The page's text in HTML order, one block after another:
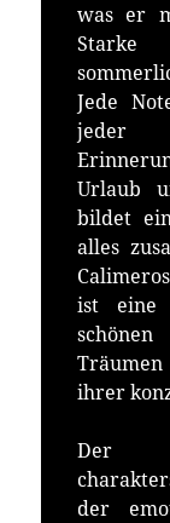
was er
Starke
Jede
jeder
Urlaub
bildet
alles
ist eine
ihrer
Der
der